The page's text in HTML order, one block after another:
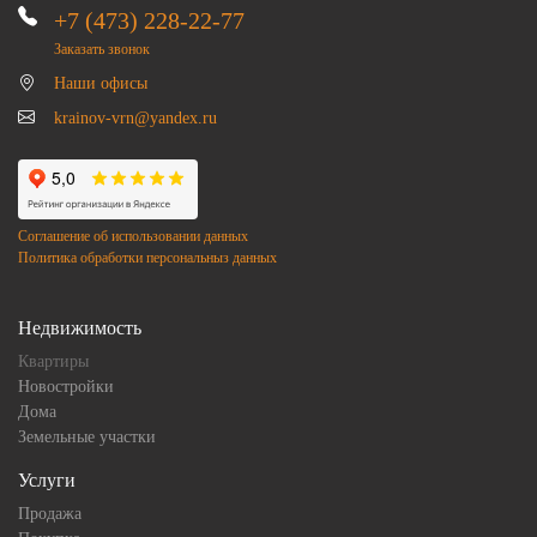
+7 (473) 228-22-77
Заказать звонок
Наши офисы
krainov-vrn@yandex.ru
Соглашение об использовании данных
Политика обработки персональныз данных
Недвижимость
Квартиры
Новостройки
Дома
Земельные участки
Услуги
Продажа